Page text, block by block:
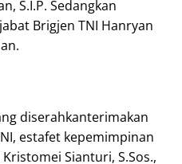
S.I.P. Sedangkan
Brigjen TNI Hanryan
diserahkanterimakan
estafet kepemimpinan
Sianturi, S.Sos.,